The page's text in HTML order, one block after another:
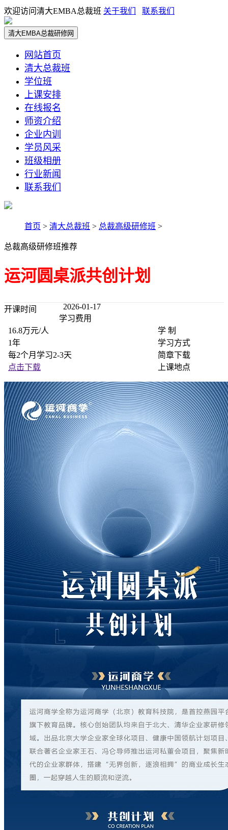
欢迎访问清大EMBA总裁班 关于我们 联系我们
清大EMBA总裁研修网
网站首页
清大总裁班
学位班
上课安排
在线报名
师资介绍
企业内训
学员风采
班级相册
行业新闻
联系我们
首页 > 清大总裁班 > 总裁高级研修班 >
总裁高级研修班推荐
运河圆桌派共创计划
开课时间
2026-01-17
学习费用
16.8万元/人
学 制
1年
学习方式
每2个月学习2-3天
简章下载
点击下载
上课地点